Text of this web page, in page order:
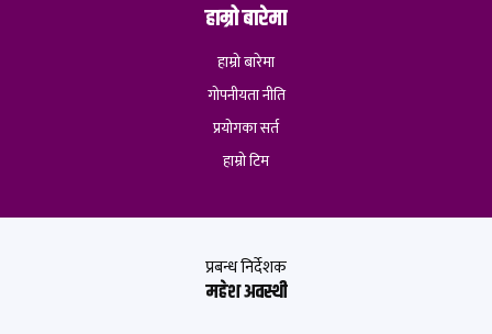
हाम्रो बारेमा
हाम्रो बारेमा
गोपनीयता नीति
प्रयोगका सर्त
हाम्रो टिम
प्रबन्ध निर्देशक
महेश अवस्थी